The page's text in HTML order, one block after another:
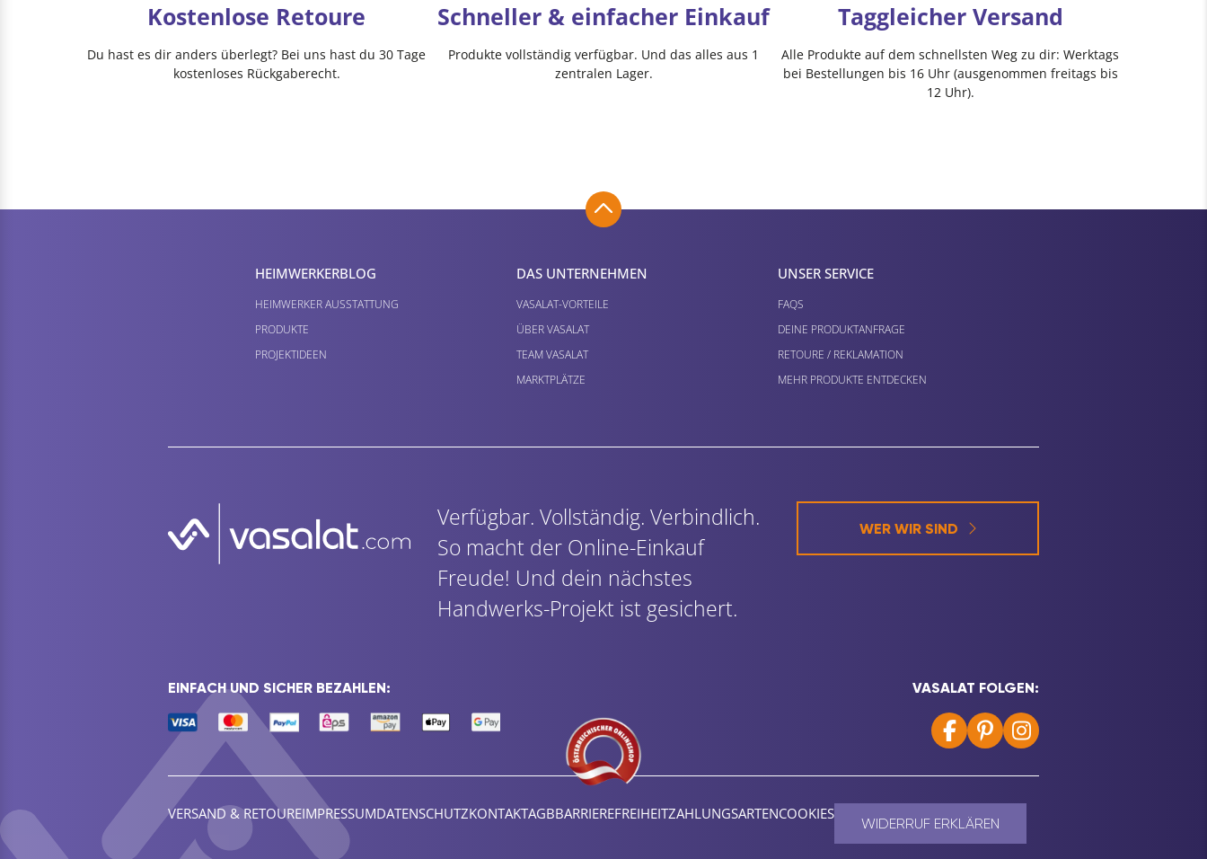
Kostenlose Retoure
Du hast es dir anders überlegt? Bei uns hast du 30 Tage
kostenloses Rückgaberecht.
Schneller & einfacher Einkauf
Produkte vollständig verfügbar. Und das alles aus 1
zentralen Lager.
Taggleicher Versand
Alle Produkte auf dem schnellsten Weg zu dir: Werktags
bei Bestellungen bis 16 Uhr (ausgenommen freitags bis
12 Uhr).
HEIMWERKER­BLOG
HEIMWERKER AUSSTATTUNG
PRODUKTE
PROJEKTIDEEN
DAS UNTERNEHMEN
VASALAT-VORTEILE
ÜBER VASALAT
TEAM VASALAT
MARKTPLÄTZE
UNSER SERVICE
FAQS
DEINE PRODUKTANFRAGE
RETOURE / REKLAMATION
MEHR PRODUKTE ENTDECKEN
Verfügbar. Vollständig. Verbindlich.
So macht der Online-Einkauf
Freude! Und dein nächstes
Handwerks-Projekt ist gesichert.
WER WIR SIND
EINFACH UND SICHER BEZAHLEN: VASALAT FOLGEN:
VERSAND & RETOUREIMPRESSUMDATENSCHUTZKONTAKTAGBBARRIEREFREIHEITZAHLUNGSARTENCOOKIES
WIDERRUF ERKLÄREN